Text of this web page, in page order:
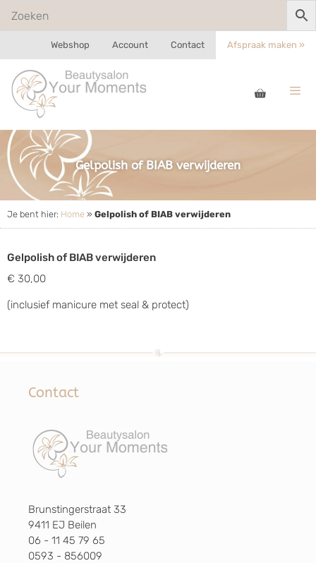
Webshop Account Contact Afspraak maken »
Gelpolish of BIAB verwijderen
Je bent hier: Home » Gelpolish of BIAB verwijderen
Gelpolish of BIAB verwijderen
€ 30,00
(inclusief manicure met seal & protect)
Contact
Brunstingerstraat 33
9411 EJ Beilen
06 - 11 45 79 65
0593 - 856009